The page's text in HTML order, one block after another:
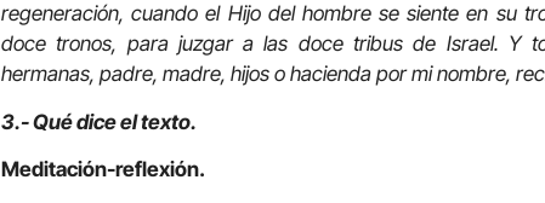
regeneración, cuando el Hijo del hombre se siente en su
doce tronos, para juzgar a las doce tribus de Israel. Y
hermanas, padre, madre, hijos o hacienda por mi nombre,
3.- Qué dice el texto.
Meditación-reflexión.